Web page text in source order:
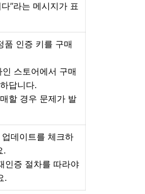
”라는 메시지가 표
품 인증 키를 구매
스토어에서 구매
답니다.
할 경우 문제가 발
데이트를 체크하
.
인증 절차를 따라야
.